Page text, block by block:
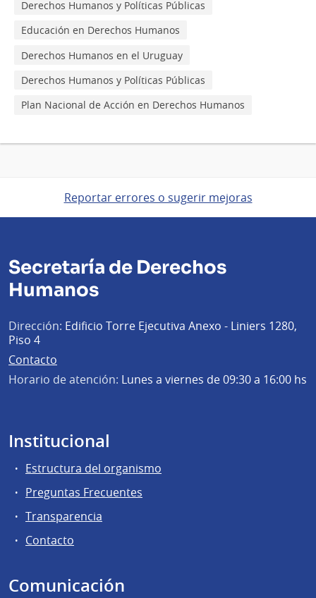
Derechos Humanos y Políticas Públicas
Educación en Derechos Humanos
Derechos Humanos en el Uruguay
Derechos Humanos y Políticas Públicas
Plan Nacional de Acción en Derechos Humanos
Reportar errores o sugerir mejoras
Secretaría de Derechos
Humanos
Dirección: Edificio Torre Ejecutiva Anexo - Liniers 1280,
Piso 4
Contacto
Horario de atención: Lunes a viernes de 09:30 a 16:00 hs
Institucional
Estructura del organismo
Preguntas Frecuentes
Transparencia
Contacto
Comunicación